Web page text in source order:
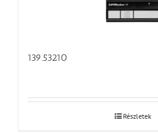
139.53210
Részletek